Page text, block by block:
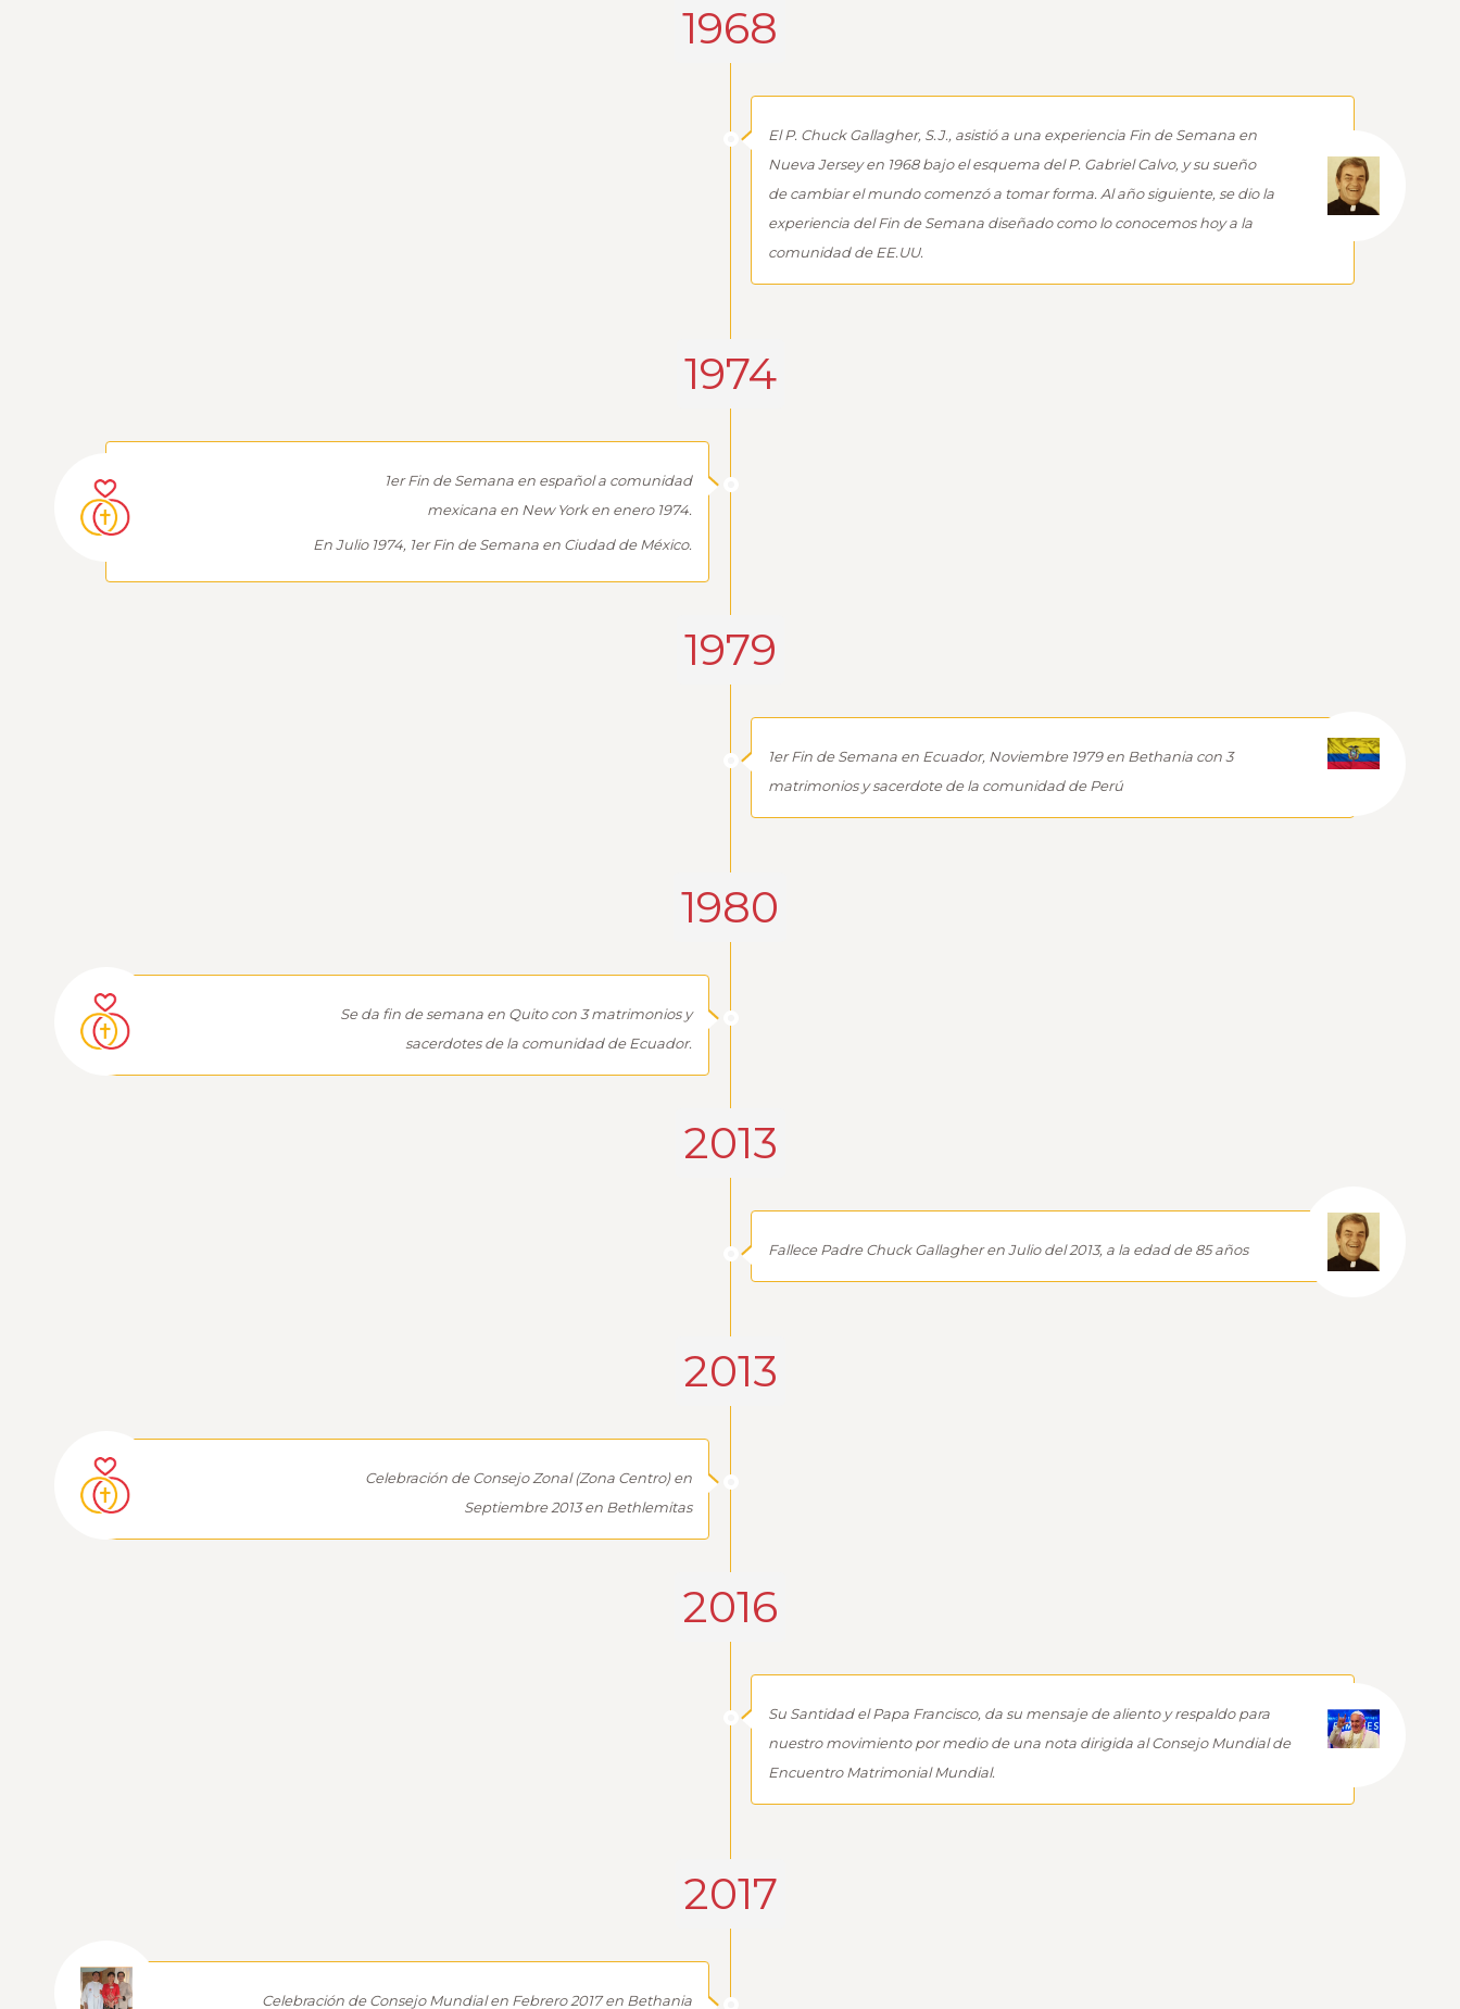
1968
El P. Chuck Gallagher, S.J., asistió a una experiencia Fin de Semana en
Nueva Jersey en 1968 bajo el esquema del P. Gabriel Calvo, y su sueño
de cambiar el mundo comenzó a tomar forma. Al año siguiente, se dio la
experiencia del Fin de Semana diseñado como lo conocemos hoy a la
comunidad de EE.UU.
1974
1er Fin de Semana en español a comunidad
mexicana en New York en enero 1974.
En Julio 1974, 1er Fin de Semana en Ciudad de México.
1979
1er Fin de Semana en Ecuador, Noviembre 1979 en Bethania con 3
matrimonios y sacerdote de la comunidad de Perú
1980
Se da fin de semana en Quito con 3 matrimonios y
sacerdotes de la comunidad de Ecuador.
2013
Fallece Padre Chuck Gallagher en Julio del 2013, a la edad de 85 años
2013
Celebración de Consejo Zonal (Zona Centro) en
Septiembre 2013 en Bethlemitas
2016
Su Santidad el Papa Francisco, da su mensaje de aliento y respaldo para
nuestro movimiento por medio de una nota dirigida al Consejo Mundial de
Encuentro Matrimonial Mundial.
2017
Celebración de Consejo Mundial en Febrero 2017 en Bethania